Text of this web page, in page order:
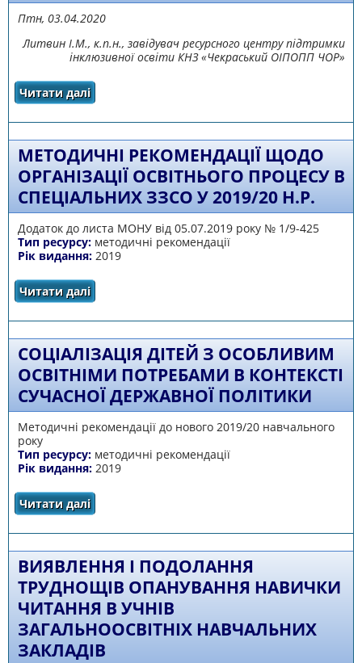
Птн, 03.04.2020
Литвин І.М., к.п.н., завідувач ресурсного центру підтримки
інклюзивної освіти КНЗ «Чекраський ОІПОПП ЧОР»
Читати далі
МЕТОДИЧНІ РЕКОМЕНДАЦІЇ ЩОДО
ОРГАНІЗАЦІЇ ОСВІТНЬОГО ПРОЦЕСУ В
СПЕЦІАЛЬНИХ ЗЗСО У 2019/20 Н.Р.
Додаток до листа МОНУ від 05.07.2019 року № 1/9-425
Тип ресурсу: методичні рекомендації
Рік видання: 2019
Читати далі
організації освітнього процесу в спеціальних
ЗЗСО у 2019/20 н.р.
СОЦІАЛІЗАЦІЯ ДІТЕЙ З ОСОБЛИВИМ
ОСВІТНІМИ ПОТРЕБАМИ В КОНТЕКСТІ
СУЧАСНОЇ ДЕРЖАВНОЇ ПОЛІТИКИ
Методичні рекомендації до нового 2019/20 навчального
року
Тип ресурсу: методичні рекомендації
Рік видання: 2019
Читати далі
СУЧАСНОЇ ДЕРЖАВНОЇ ПОЛІТИКИ
ВИЯВЛЕННЯ І ПОДОЛАННЯ
ТРУДНОЩІВ ОПАНУВАННЯ НАВИЧКИ
ЧИТАННЯ В УЧНІВ
ЗАГАЛЬНООСВІТНІХ НАВЧАЛЬНИХ
ЗАКЛАДІВ